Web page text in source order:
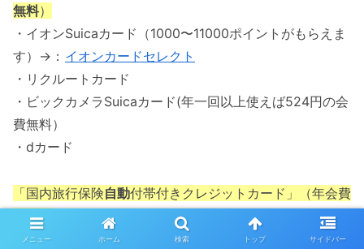
無料）
・イオンSuicaカード（1000〜11000ポイントがもらえま
す）→： イオンカードセレクト
・リクルートカード
・ビックカメラSuicaカード(年一回以上使えば524円の会
費無料）
・dカード
「国内旅行保険自動付帯付きクレジットカード」（年会費
有料）
・楽天プレミアム（5500ポイントがもらえます→）：楽
メニュー ホーム 検索 トップ サイドバー